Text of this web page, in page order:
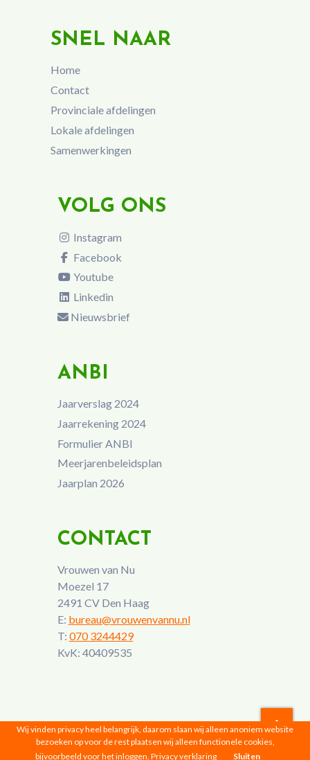
SNEL NAAR
Home
Contact
Provinciale afdelingen
Lokale afdelingen
Samenwerkingen
VOLG ONS
Instagram
Facebook
Youtube
Linkedin
Nieuwsbrief
ANBI
Jaarverslag 2024
Jaarrekening 2024
Formulier ANBI
Meerjarenbeleidsplan
Jaarplan 2026
CONTACT
Vrouwen van Nu
Moezel 17
2491 CV Den Haag
E: bureau@vrouwenvannu.nl
T: 070 3244429
KvK: 40409535
Vrouwen van Nu © 2026 |Privacyverklaring
Wij vinden privacy heel belangrijk, daarom slaan wij alleen anoniem website
bezoeken op voor de rest plaatsen wij alleen functionele cookies,
bijvoorbeeld voor het inloggen. Privacy verklaring Sluiten